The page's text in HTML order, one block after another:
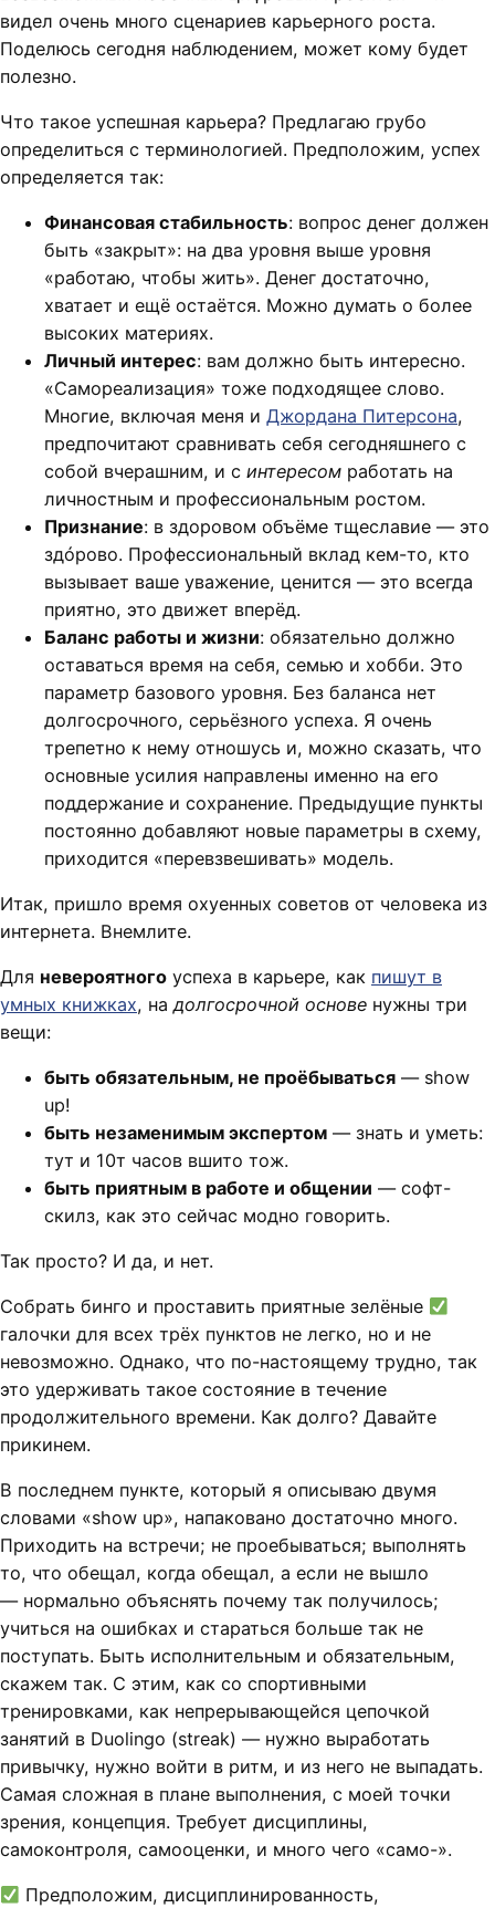
видел очень много сценариев карьерного роста.
Поделюсь сегодня наблюдением, может кому будет
полезно.
Что такое успешная карьера? Предлагаю грубо
определиться с терминологией. Предположим, успех
определяется так:
Финансовая стабильность: вопрос денег должен
быть «закрыт»: на два уровня выше уровня
«работаю, чтобы жить». Денег достаточно,
хватает и ещё остаётся. Можно думать о более
высоких материях.
Личный интерес: вам должно быть интересно.
«Самореализация» тоже подходящее слово.
Многие, включая меня и Джордана Питерсона,
предпочитают сравнивать себя сегодняшнего с
собой вчерашним, и с интересом работать на
личностным и профессиональным ростом.
Признание: в здоровом объёме тщеславие — это
здóрово. Профессиональный вклад кем-то, кто
вызывает ваше уважение, ценится — это всегда
приятно, это движет вперёд.
Баланс работы и жизни: обязательно должно
оставаться время на себя, семью и хобби. Это
параметр базового уровня. Без баланса нет
долгосрочного, серьёзного успеха. Я очень
трепетно к нему отношусь и, можно сказать, что
основные усилия направлены именно на его
поддержание и сохранение. Предыдущие пункты
постоянно добавляют новые параметры в схему,
приходится «перевзвешивать» модель.
Итак, пришло время охуенных советов от человека из
интернета. Внемлите.
Для невероятного успеха в карьере, как пишут в
умных книжках, надолгосрочной основе нужны три
вещи:
быть обязательным, не проёбываться — show
up!
быть незаменимым экспертом — знать и уметь:
тут и 10т часов вшито тож.
быть приятным в работе и общении — софт-
скилз, как это сейчас модно говорить.
Так просто? И да, и нет.
Собрать бинго и проставить приятные зелёные
галочки для всех трёх пунктов не легко, но и не
невозможно. Однако, что по-настоящему трудно, так
это удерживать такое состояние в течение
продолжительного времени. Как долго? Давайте
прикинем.
В последнем пункте, который я описываю двумя
словами «show up», напаковано достаточно много.
Приходить на встречи; не проебываться; выполнять
то, что обещал, когда обещал, а если не вышло
— нормально объяснять почему так получилось;
учиться на ошибках и стараться больше так не
поступать. Быть исполнительным и обязательным,
скажем так. С этим, как со спортивными
тренировками, как непрерывающейся цепочкой
занятий в Duolingo (streak) — нужно выработать
привычку, нужно войти в ритм, и из него не выпадать.
Самая сложная в плане выполнения, с моей точки
зрения, концепция. Требует дисциплины,
самоконтроля, самооценки, и много чего «само-».
Предположим, дисциплинированность,